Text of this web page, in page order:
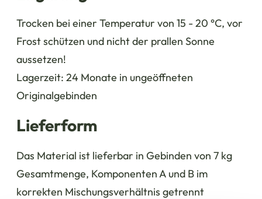
Trocken bei einer Temperatur von 15 - 20 °C, vor
Frost schützen und nicht der prallen Sonne
aussetzen!
Lagerzeit: 24 Monate in ungeöffneten
Originalgebinden
Lieferform
Das Material ist lieferbar in Gebinden von 7 kg
Gesamtmenge, Komponenten A und B im
korrekten Mischungsverhältnis getrennt